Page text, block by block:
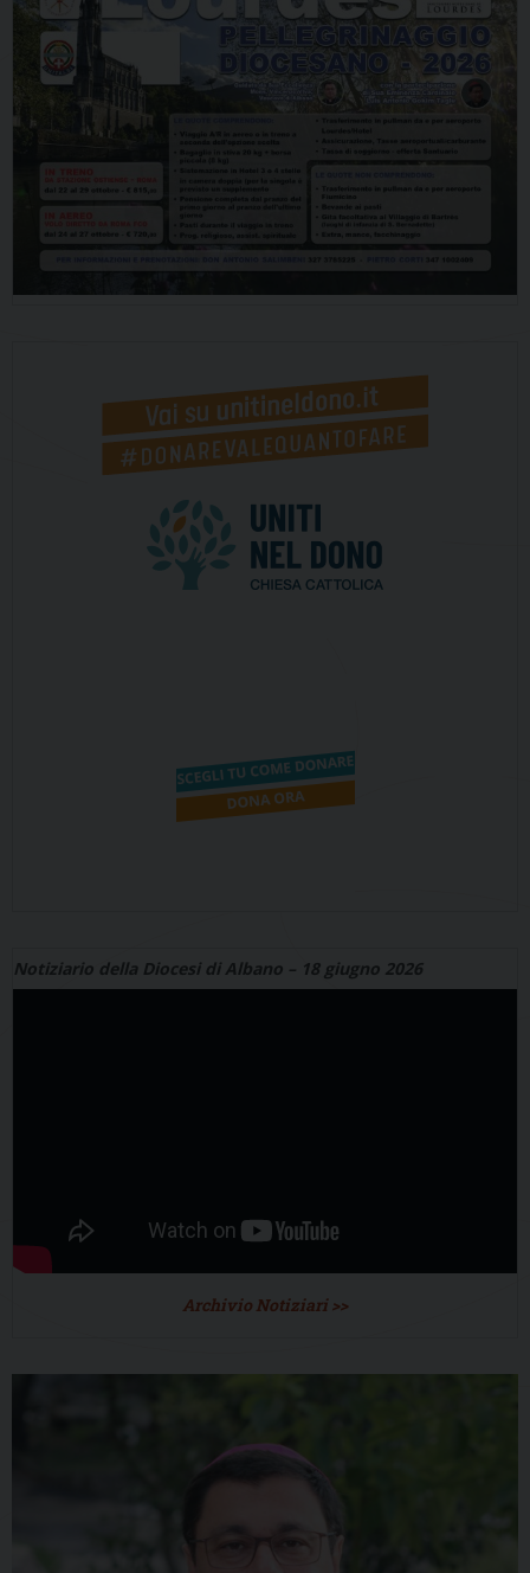
Notiziario della Diocesi di Albano – 18 giugno 2026
Archivio Notiziari >>